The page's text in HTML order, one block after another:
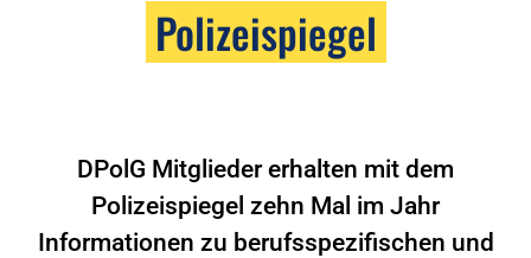
Polizeispiegel
DPolG Mitglieder erhalten mit dem
Polizeispiegel zehn Mal im Jahr
Informationen zu berufsspezifischen und